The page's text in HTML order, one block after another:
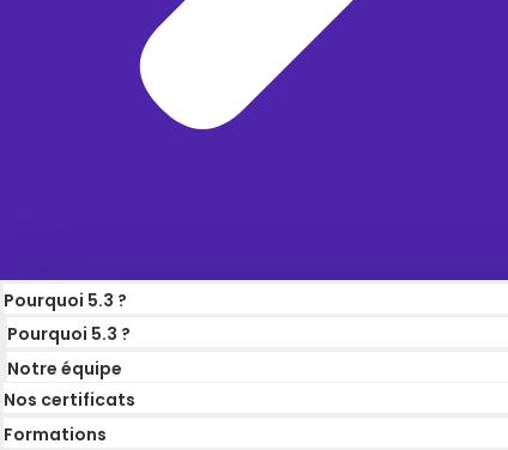
Pourquoi 5.3 ?
Pourquoi 5.3 ?
Notre équipe
Nos certificats
Formations